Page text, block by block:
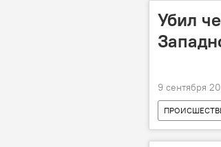
Убил
9 сентября
Кутаисский